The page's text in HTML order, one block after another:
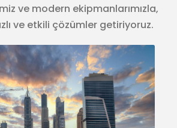
ve modern ekipmanlarımızla,
ve etkili çözümler getiriyoruz.